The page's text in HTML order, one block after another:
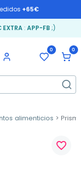
+65€
: APP-FB ;)
0 0
alimenticios
favorite_border